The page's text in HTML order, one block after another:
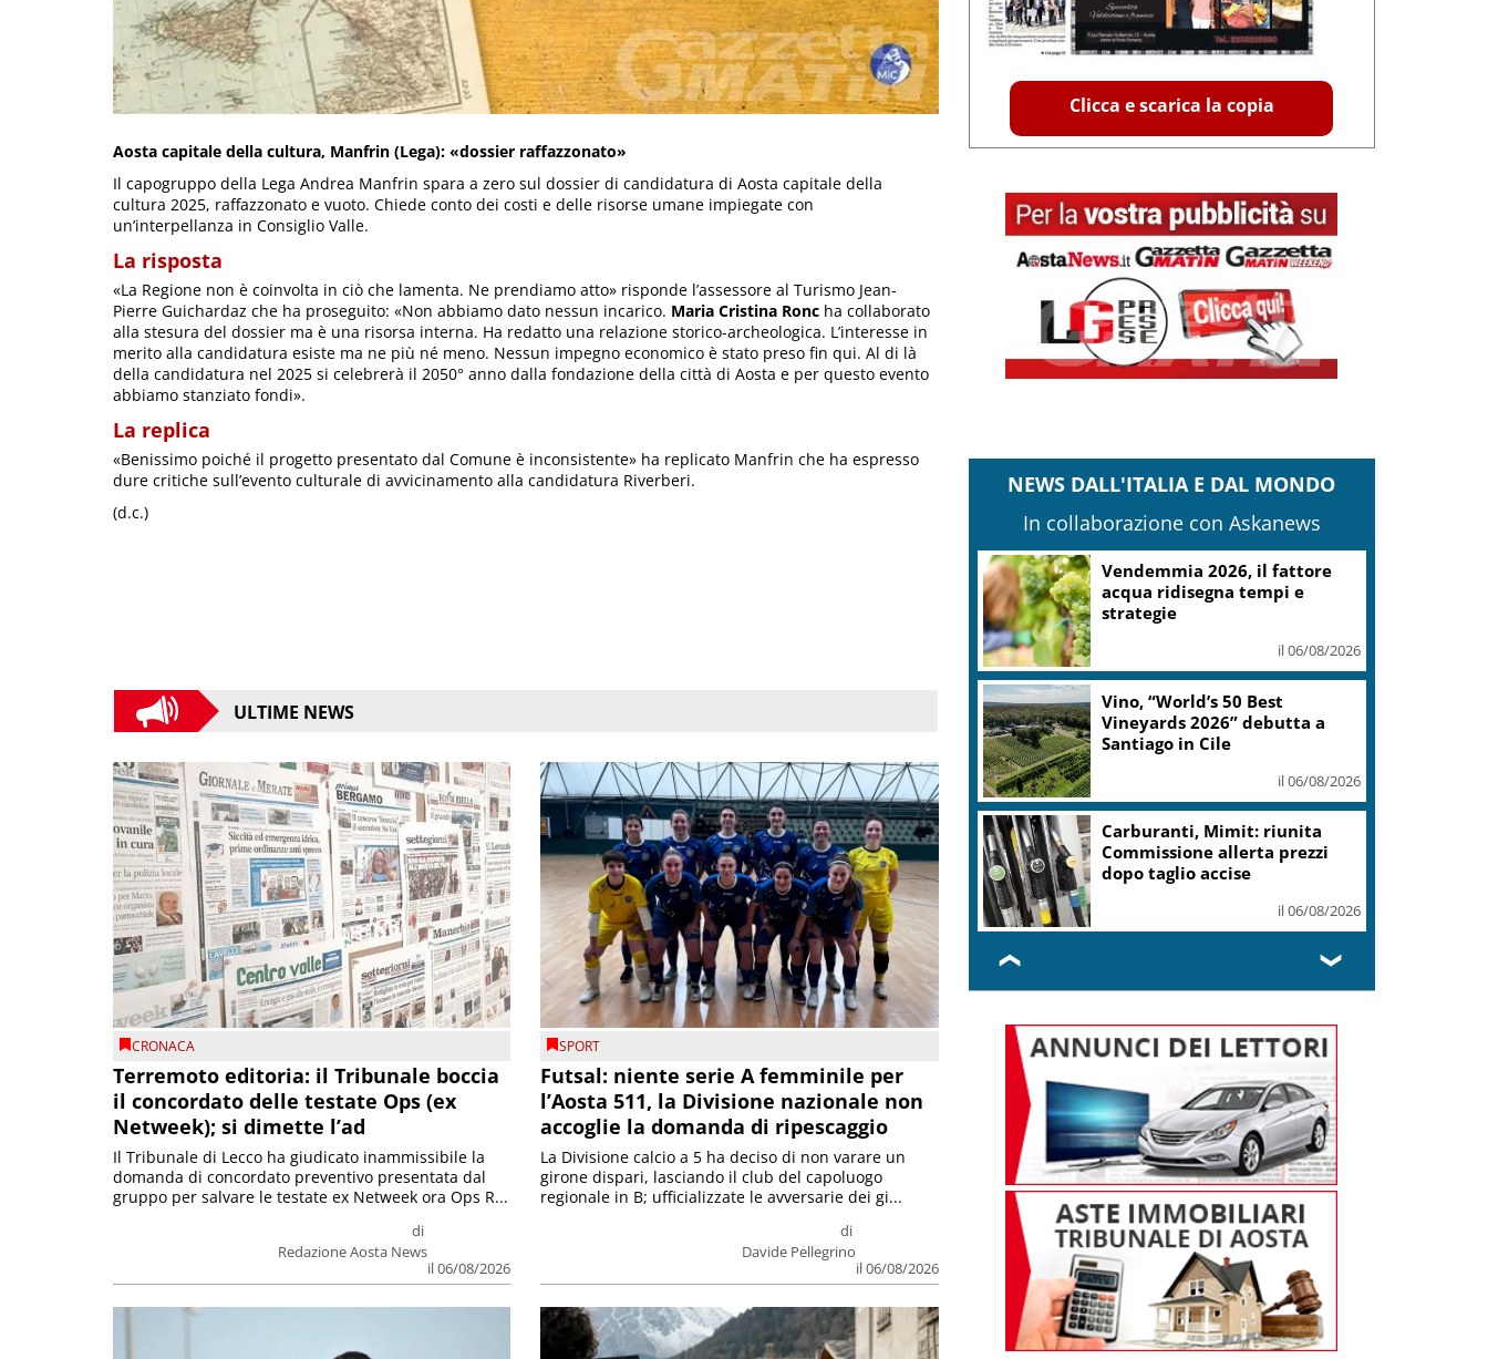
Aosta capitale della cultura, Manfrin (Lega): «dossier raffazzonato»
Il capogruppo della Lega Andrea Manfrin spara a zero sul dossier di candidatura di Aosta capitale della
cultura 2025, raffazzonato e vuoto. Chiede conto dei costi e delle risorse umane impiegate con
un’interpellanza in Consiglio Valle.
La risposta
«La Regione non è coinvolta in ciò che lamenta. Ne prendiamo atto» risponde l’assessore al Turismo Jean-
Pierre Guichardaz che ha proseguito: «Non abbiamo dato nessun incarico. Maria Cristina Ronc ha collaborato
alla stesura del dossier ma è una risorsa interna. Ha redatto una relazione storico-archeologica. L’interesse in
merito alla candidatura esiste ma ne più né meno. Nessun impegno economico è stato preso fin qui. Al di là
della candidatura nel 2025 si celebrerà il 2050° anno dalla fondazione della città di Aosta e per questo evento
abbiamo stanziato fondi».
La replica
«Benissimo poiché il progetto presentato dal Comune è inconsistente» ha replicato Manfrin che ha espresso
dure critiche sull’evento culturale di avvicinamento alla candidatura Riverberi.
(d.c.)
ULTIME NEWS
CRONACA
Terremoto editoria: il Tribunale boccia
il concordato delle testate Ops (ex
Netweek); si dimette l’ad
di
Redazione Aosta News
il 06/08/2026
Il Tribunale di Lecco ha giudicato inammissibile la
domanda di concordato preventivo presentata dal
gruppo per salvare le testate ex Netweek ora Ops R...
SPORT
Futsal: niente serie A femminile per
l’Aosta 511, la Divisione nazionale non
accoglie la domanda di ripescaggio
di
Davide Pellegrino
il 06/08/2026
La Divisione calcio a 5 ha deciso di non varare un
girone dispari, lasciando il club del capoluogo
regionale in B; ufficializzate le avversarie dei gi...
Clicca e scarica la copia
NEWS DALL'ITALIA E DAL MONDO
In collaborazione con Askanews
Un corto su Piero Manzoni,
ritratto d’artista tra storia e
fiction
il 06/08/2026
Bper: utile semestre record,
aggiorna piano al 2028 con 7,5
mld ai soci
il 06/08/2026
Risoluzione ‘campo largo’ su
Giorgetti agita Pd, tensione
con i Riformisti
il 05/08/2026
❮ ❯